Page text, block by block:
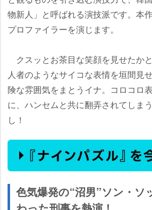
物新人」と呼ばれる演技派です。本
プロファイラーを演じます。
クスッとお茶目な笑顔を見せたか
人者のようなサイコな表情を垣間見
険な雰囲気をまとうイナ。コロコロ
に、ハンセムと共に翻弄されてしま
し！
色気爆発の“沼男”ソン・ソ